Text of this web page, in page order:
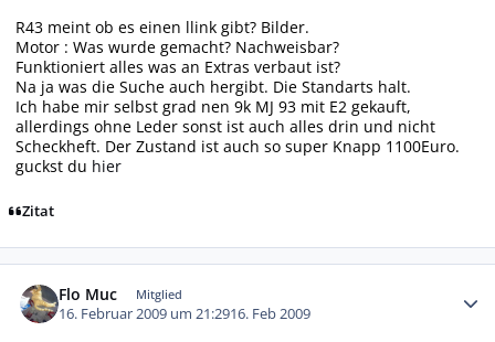
R43 meint ob es einen llink gibt? Bilder.
Motor : Was wurde gemacht? Nachweisbar?
Funktioniert alles was an Extras verbaut ist?
Na ja was die Suche auch hergibt. Die Standarts halt.
Ich habe mir selbst grad nen 9k MJ 93 mit E2 gekauft,
allerdings ohne Leder sonst ist auch alles drin und nicht
Scheckheft. Der Zustand ist auch so super Knapp 1100Euro.
guckst du hier
Zitat
Flo Muc Mitglied
16. Februar 2009 um 21:2916. Feb 2009